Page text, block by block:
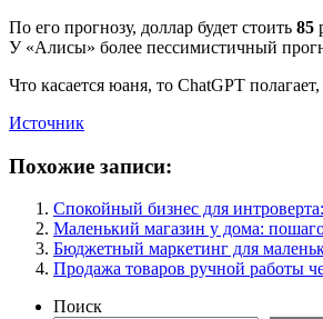
По его прогнозу, доллар будет стоить 85
У «Алисы» более пессимистичный
Что касается юаня, то ChatGPT
Источник
Похожие записи:
Спокойный бизнес для
Маленький магазин у дома:
Бюджетный маркетинг для
Продажа товаров ручной работы
Поиск